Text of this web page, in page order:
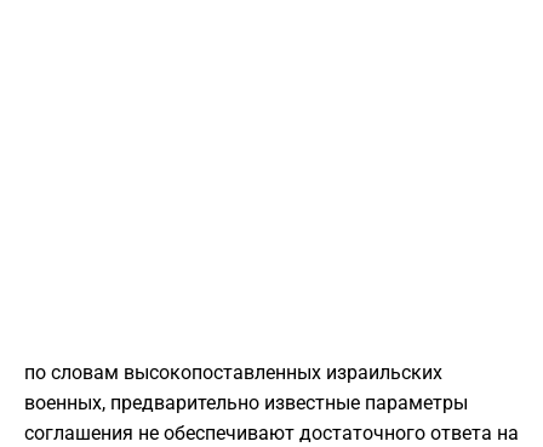
по словам высокопоставленных израильских
военных, предварительно известные параметры
соглашения не обеспечивают достаточного ответа на